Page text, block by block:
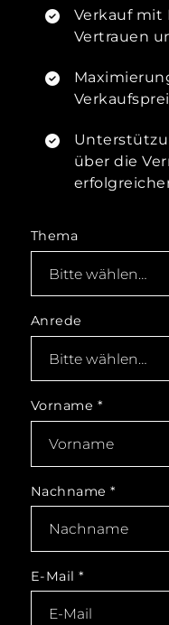
Verkauf mit
Vertrauen
über die
Thema
Anrede
Vorname *
Nachname*
E-Mail*